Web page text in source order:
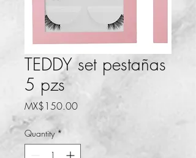
TEDDY set pestañas
5 pzs
MX$150.00Price
Quantity *